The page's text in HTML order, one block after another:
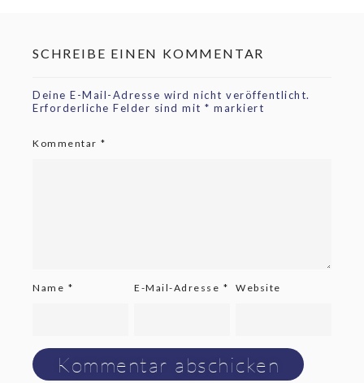
SCHREIBE EINEN KOMMENTAR
Deine E-Mail-Adresse wird nicht veröffentlicht.
Erforderliche Felder sind mit * markiert
Kommentar *
Name * E-Mail-Adresse * Website